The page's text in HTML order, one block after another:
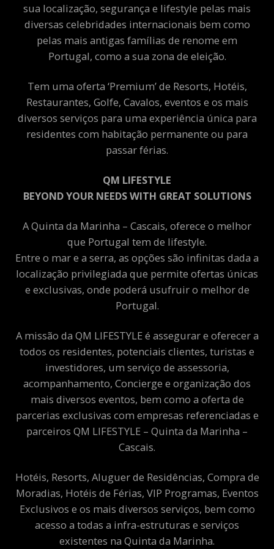
sua localização, segurança e lifestyle pelas mais
diversas celebridades internacionais bem como
pelas mais antigas famílias de renome em
Portugal, como a sua zona de eleição.
Tem uma oferta ‘Premium’ de Resorts, Hotéis,
Restaurantes, Golfe, Cavalos, eventos e os mais
diversos serviços para uma experiência única para
residentes com habitação permanente ou para
passar férias.
QM LIFESTYLE
BEYOND YOUR NEEDS WITH GREAT SOLUTIONS
A Quinta da Marinha – Cascais, oferece o melhor
que Portugal tem de lifestyle.
Entre o mar e a serra, as opções são infinitas dada a
localização privilegiada que permite ofertas únicas
e exclusivas, onde poderá usufruir o melhor de
Portugal.
A missão da QM LIFESTYLE é assegurar e oferecer a
todos os residentes, potenciais clientes, turistas e
investidores, um serviço de assessoria,
acompanhamento, Concierge e organização dos
mais diversos eventos, bem como a oferta de
parcerias exclusivas com empresas referenciadas e
parceiros QM LIFESTYLE – Quinta da Marinha –
Cascais.
Hotéis, Resorts, Aluguer de Residências, Compra de
Moradias, Hotéis de Férias, VIP Programas, Eventos
Exclusivos e os mais diversos serviços, bem como
acesso a todas a infra-estruturas e serviços
existentes na Quinta da Marinha.